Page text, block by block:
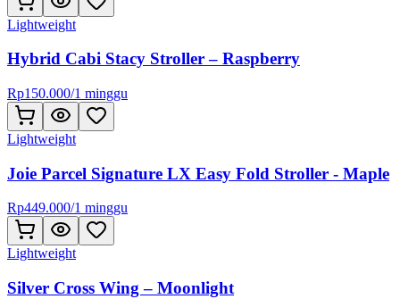
Lightweight
Hybrid Cabi Stacy Stroller – Raspberry
Rp150.000/1 minggu
Lightweight
Joie Parcel Signature LX Easy Fold Stroller - Maple
Rp449.000/1 minggu
Lightweight
Silver Cross Wing – Moonlight